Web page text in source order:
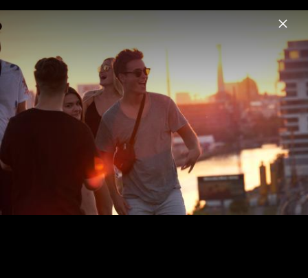
Menu
Louis Held
Home News Musik Videos Fotos Biografie
Louis Held | Kommen und Gehen